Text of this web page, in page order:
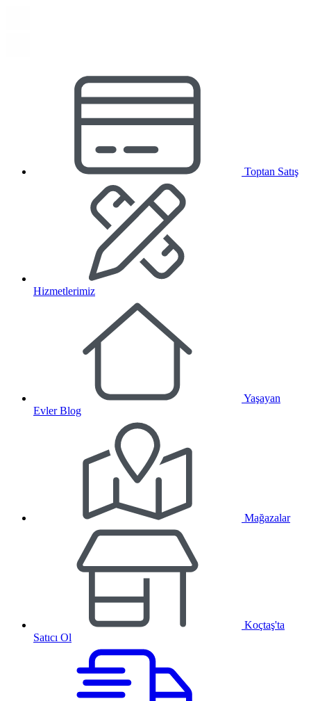
Toptan Satış
Hizmetlerimiz
Yaşayan
Evler Blog
Mağazalar
Koçtaş'ta
Satıcı Ol